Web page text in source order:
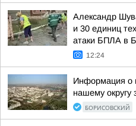
Александр
и 30 единиц
атаки БПЛА в
12:24
Информация о
нашему округу
БОРИСОВСКИЙ